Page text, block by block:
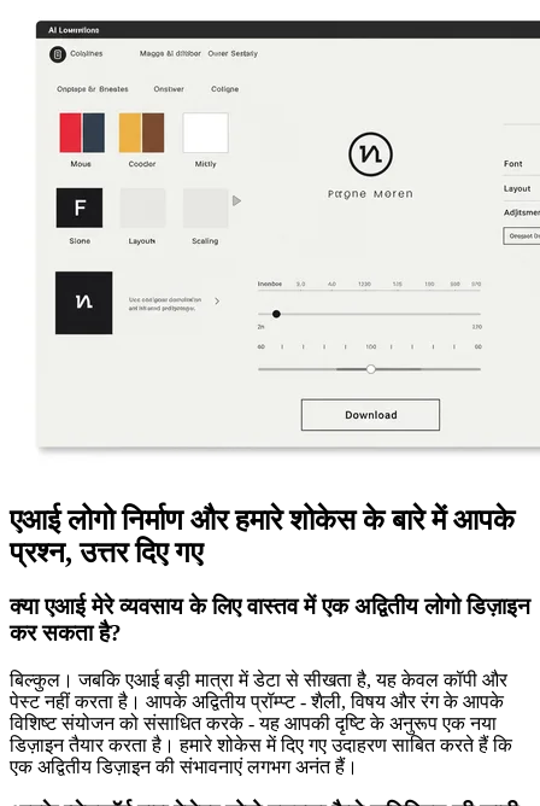
एआई लोगो निर्माण और हमारे शोकेस के बारे में आपके
प्रश्न, उत्तर दिए गए
क्या एआई मेरे व्यवसाय के लिए वास्तव में एक अद्वितीय लोगो डिज़ाइन
कर सकता है?
बिल्कुल। जबकि एआई बड़ी मात्रा में डेटा से सीखता है, यह केवल कॉपी और
पेस्ट नहीं करता है। आपके अद्वितीय प्रॉम्प्ट - शैली, विषय और रंग के आपके
विशिष्ट संयोजन को संसाधित करके - यह आपकी दृष्टि के अनुरूप एक नया
डिज़ाइन तैयार करता है। हमारे शोकेस में दिए गए उदाहरण साबित करते हैं कि
एक अद्वितीय डिज़ाइन की संभावनाएं लगभग अनंत हैं।